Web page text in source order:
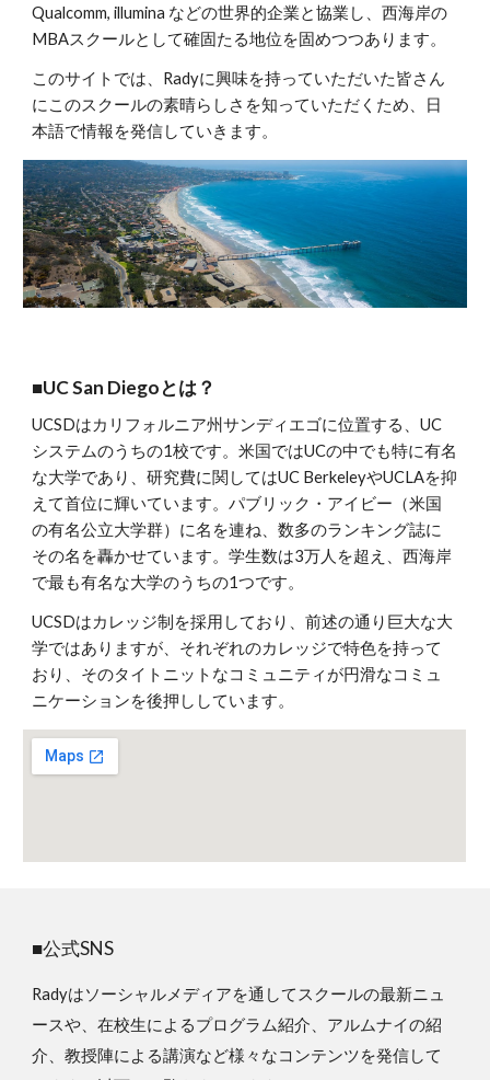
Qualcomm, illumina などの世界的企業と協業し、西海岸の
MBAスクールとして確固たる地位を固めつつあります。
このサイトでは、Radyに興味を持っていただいた皆さん
にこのスクールの素晴らしさを知っていただくため、日
本語で情報を発信していきます。
■UC San Diegoとは？
UCSDはカリフォルニア州サンディエゴに位置する、UC
システムのうちの1校です。米国ではUCの中でも特に有名
な大学であり、研究費に関してはUC BerkeleyやUCLAを抑
えて首位に輝いています。パブリック・アイビー（米国
の有名公立大学群）に名を連ね、数多のランキング誌に
その名を轟かせています。学生数は3万人を超え、西海岸
で最も有名な大学のうちの1つです。
UCSDはカレッジ制を採用しており、前述の通り巨大な大
学ではありますが、それぞれのカレッジで特色を持って
おり、そのタイトニットなコミュニティが円滑なコミュ
ニケーションを後押ししています。
■公式SNS
Radyはソーシャルメディアを通してスクールの最新ニュ
ースや、在校生によるプログラム紹介、アルムナイの紹
介、教授陣による講演など様々なコンテンツを発信して